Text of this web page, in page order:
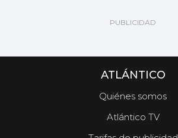
ATLÁNTICO
Quiénes somos
Atlántico TV